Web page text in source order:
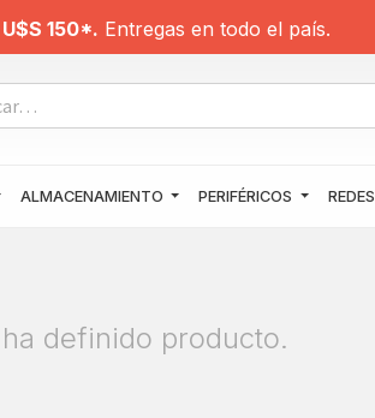
150*. Entregas en todo el país.
ALMACENAMIENTO PERIFÉRICOS REDES
definido producto.